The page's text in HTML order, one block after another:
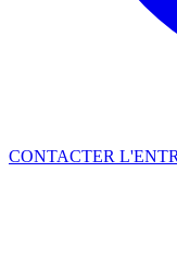
CONTACTER